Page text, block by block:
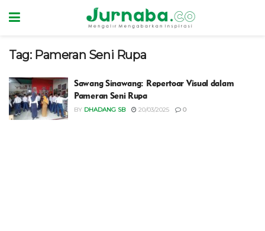
Tag: Pameran Seni Rupa
Sawang Sinawang: Repertoar Visual dalam
Pameran Seni Rupa
BY DHADANG SB 20/03/2025 0